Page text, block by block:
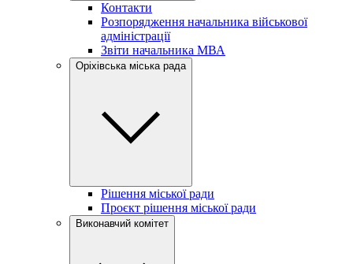
Контакти
Розпорядження начальника військової
адміністрації
Звіти начальника МВА
Оріхівська міська рада
Рішення міської ради
Проєкт рішення міської ради
Виконавчий комітет